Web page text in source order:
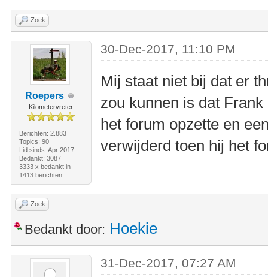
Zoek
Roepers
Kilometervreter
Berichten: 2.883
Topics: 90
Lid sinds: Apr 2017
Bedankt: 3087
3333 x bedankt in
1413 berichten
30-Dec-2017, 11:10 PM
Mij staat niet bij dat er
zou kunnen is dat
het forum opzette en
verwijderd toen hij het
Zoek
Bedankt door: Hoekie
31-Dec-2017, 07:27 AM